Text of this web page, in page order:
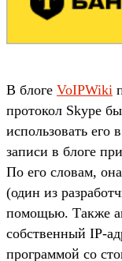
В блоге VoIPWiki
протокол Skype
использовать его
записи в блоге
По его словам,
(один из
помощью. Также
собственный IP-
программой со